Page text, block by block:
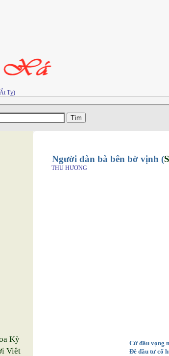
Tỵ)
Kỳ
Viêt
Người đàn bà bên bờ vịnh (
THU HƯƠNG
Cử đầu vọng
Đê đầu tư cố